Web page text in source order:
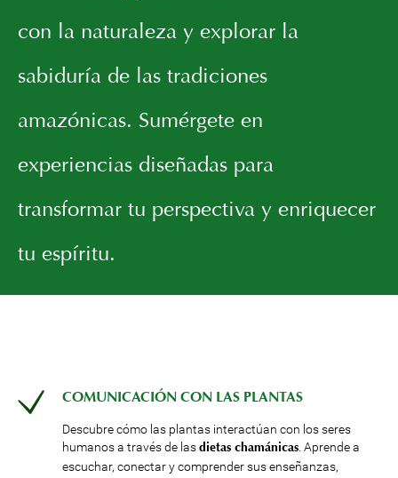
con la naturaleza y explorar la
sabiduría de las tradiciones
amazónicas. Sumérgete en
experiencias diseñadas para
transformar tu perspectiva y enriquecer
tu espíritu.
COMUNICACIÓN CON LAS PLANTAS
Descubre cómo las plantas interactúan con los seres
humanos a través de las dietas chamánicas . Aprende a
escuchar, conectar y comprender sus enseñanzas,